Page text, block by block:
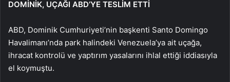
DOMİNİK, UÇAĞI ABD’YE TESLİM ETTİ
ABD, Dominik Cumhuriyeti’nin başkenti Santo Domingo
Havalimanı’nda park halindeki Venezuela’ya ait uçağa,
ihracat kontrolü ve yaptırım yasalarını ihlal ettiği iddiasıyla
el koymuştu.